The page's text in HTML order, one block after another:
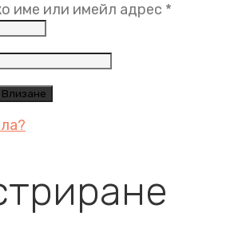
име или имейл адрес *
Влизане